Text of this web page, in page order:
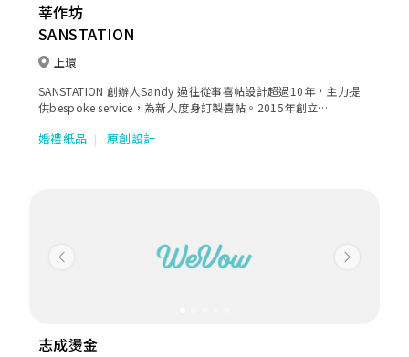
莘作坊
SANSTATION
上環
SANSTATION 創辦人Sandy 過往從事喜帖設計超過10年，主力提
供bespoke service，為新人度身訂製喜帖。2015年創立
Sanstation，提供ready-to-order、半tailor-made 和bespoke
service。不少明星如卓韻芝、林奕匡、陳展鵬與單文柔的婚禮喜
婚禮紙品 原創設計
Previous Next
志成燙金